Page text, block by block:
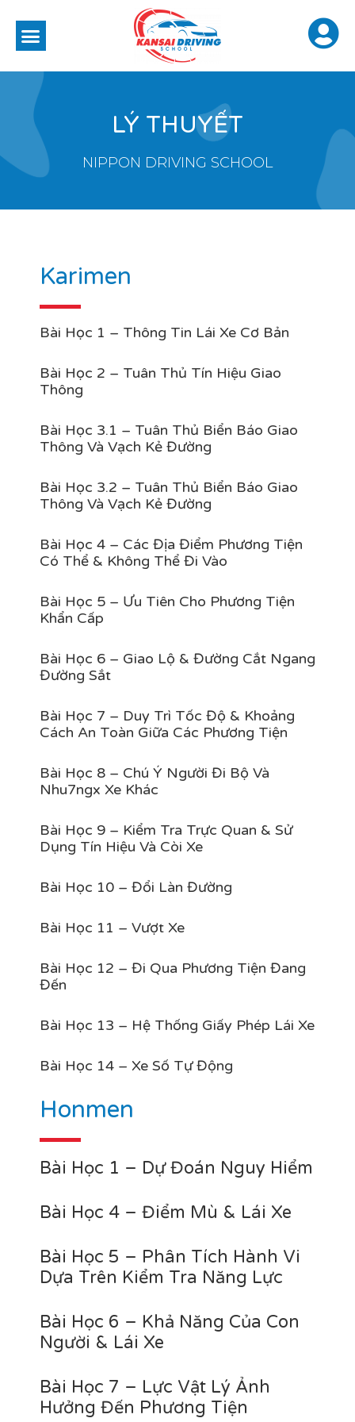
LÝ THUYẾT
NIPPON DRIVING SCHOOL
Karimen
Bài Học 1 – Thông Tin Lái Xe Cơ Bản
Bài Học 2 – Tuân Thủ Tín Hiệu Giao
Thông
Bài Học 3.1 – Tuân Thủ Biển Báo Giao
Thông Và Vạch Kẻ Đường
Bài Học 3.2 – Tuân Thủ Biển Báo Giao
Thông Và Vạch Kẻ Đường
Bài Học 4 – Các Địa Điểm Phương Tiện
Có Thể & Không Thể Đi Vào
Bài Học 5 – Ưu Tiên Cho Phương Tiện
Khẩn Cấp
Bài Học 6 – Giao Lộ & Đường Cắt Ngang
Đường Sắt
Bài Học 7 – Duy Trì Tốc Độ & Khoảng
Cách An Toàn Giữa Các Phương Tiện
Bài Học 8 – Chú Ý Người Đi Bộ Và
Nhu7ngx Xe Khác
Bài Học 9 – Kiểm Tra Trực Quan & Sử
Dụng Tín Hiệu Và Còi Xe
Bài Học 10 – Đổi Làn Đường
Bài Học 11 – Vượt Xe
Bài Học 12 – Đi Qua Phương Tiện Đang
Đến
Bài Học 13 – Hệ Thống Giấy Phép Lái Xe
Bài Học 14 – Xe Số Tự Động
Honmen
Bài Học 1 – Dự Đoán Nguy Hiểm
Bài Học 4 – Điểm Mù & Lái Xe
Bài Học 5 – Phân Tích Hành Vi
Dựa Trên Kiểm Tra Năng Lực
Bài Học 6 – Khả Năng Của Con
Người & Lái Xe
Bài Học 7 – Lực Vật Lý Ảnh
Hưởng Đến Phương Tiện